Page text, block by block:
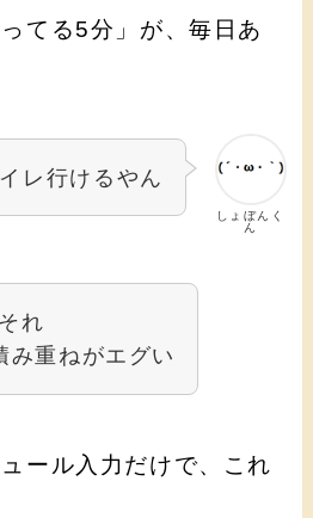
てる5分」が、毎日あ
しょぼんく
ん
レ行けるやん
れ
み重ねがエグい
ール入力だけで、これ